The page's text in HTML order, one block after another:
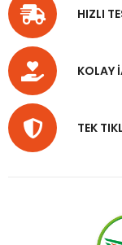
HIZLI
KOLAY
TEK